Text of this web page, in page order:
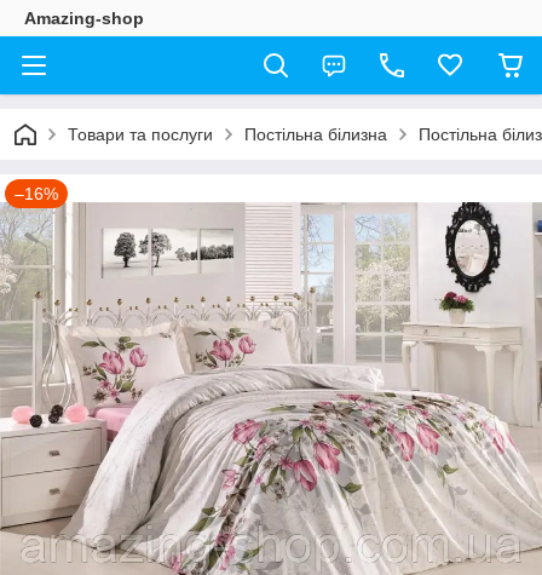
Amazing-shop
Товари та послуги Постільна білизна Постільна
–16%